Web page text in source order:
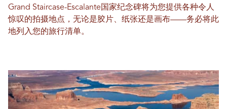
Grand Staircase-Escalante国家纪念碑将为您提供各种令人
惊叹的拍摄地点，无论是胶片、纸张还是画布——务必将此
地列入您的旅行清单。